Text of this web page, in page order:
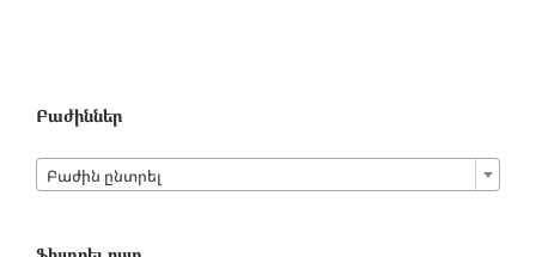
the
Բաժիններ
Բաժին ընտրել